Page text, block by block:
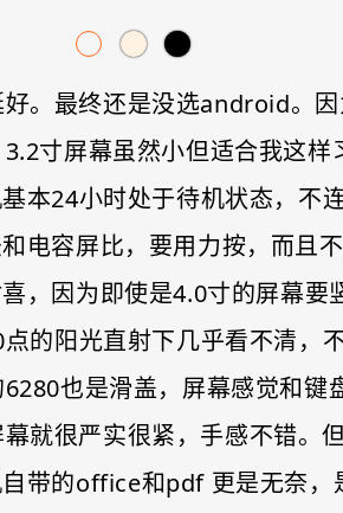
。最终还是没选android。
寸屏幕虽然小但适合我这
本24小时处于待机状态，
电容屏比，要用力按，而且
，因为即使是4.0寸的屏幕
的阳光直射下几乎看不清，
也是滑盖，屏幕感觉和键
就很严实很紧，手感不错。
带的office和pdf 更是无奈